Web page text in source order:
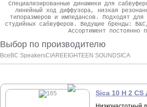
Специализированные динамики для
линейный ход диффузора, низкая
типоразмеров и импедансов. Подходят
студийных сабвуферов. Ведущие бренды:
Ассортимент постоянно
Выбор по производителю
Все BC SpeakersCIAREEIGHTEEN SOUNDSICA
Sica 10 H 2